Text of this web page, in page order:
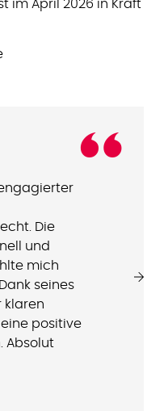
im April 2026 in Kraft
“
Die
und
mich
seines
klaren
positive
Absolut